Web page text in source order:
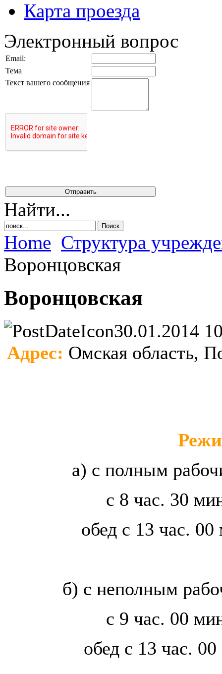
Карта проезда
Электронный вопрос
Email:
Тема
Текст вашего сообщения
Найти...
Home Структура
Воронцовская
Воронцовская
30.01.2014
Адрес: Омская область,
а) с полным
с 8 час. 30
обед с 13 час.
б) с неполным
с 9 час. 00
обед с 13 час.